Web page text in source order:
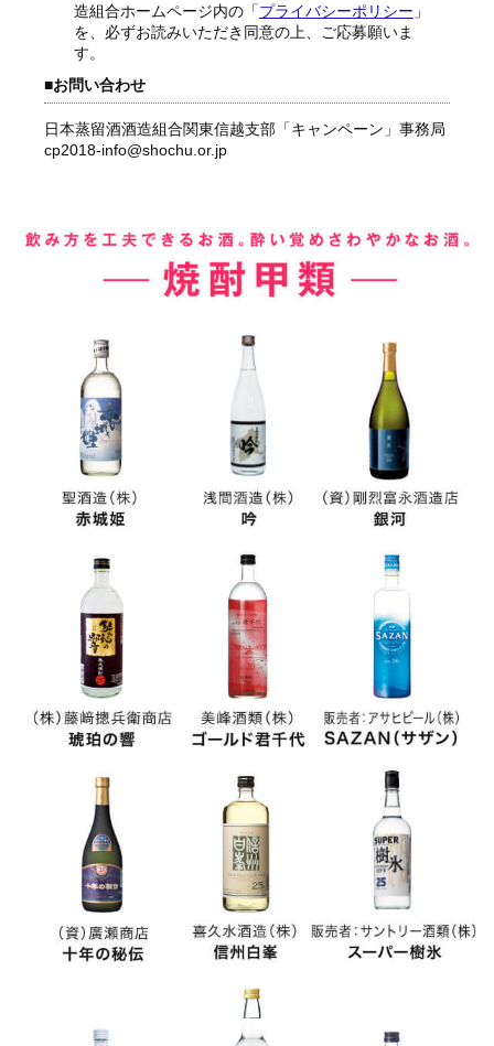
造組合ホームページ内の「プライバシーポリシー 」
を、必ずお読みいただき同意の上、ご応募願いま
す。
■お問い合わせ
日本蒸留酒酒造組合関東信越支部「キャンペーン」事務局
cp2018-info@shochu.or.jp